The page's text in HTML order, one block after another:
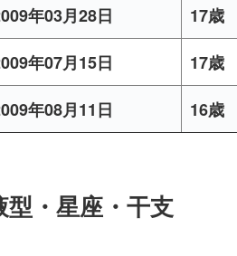
年03月28日
17歳
年07月15日
17歳
年08月11日 16歳
・星座・干支